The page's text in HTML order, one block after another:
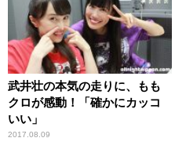
武井壮の本気の走りに、もも
クロが感動！「確かにカッコ
いい」
2017.08.09